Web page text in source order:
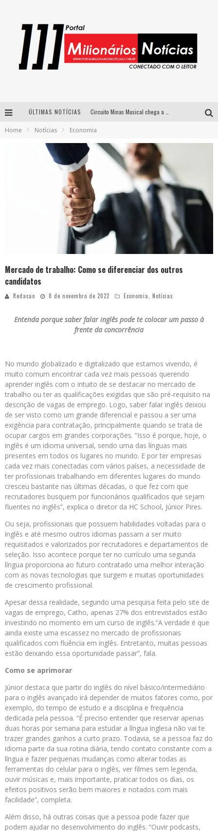
ÚLTIMAS NOTÍCIAS
Yan traz a turnê nacional do PagodYANdo para Belo Horizonte
Home Notícias Economia
Mercado de trabalho: Como se diferenciar dos outros
candidatos
Redacao 8 de novembro de 2022 Economia, Notícias
Entenda porque saber falar inglês pode te colocar um passo à
frente da concorrência
No mundo globalizado e digitalizado que estamos vivendo, é
muito comum encontrar cada vez mais pessoas querendo
aprender inglês com o intuito de se destacar no mercado de
trabalho ou ter as qualificações exigidas que são pré-requisito na
descrição de vagas de emprego. Logo, saber falar inglês deixou
de ser visto como um grande diferencial e passou a ser uma
exigência para contratação, principalmente quando se trata de
ocupar cargos em grandes corporações. “Isso é porque, hoje, o
inglês é um idioma universal, sendo uma das línguas mais
presentes em todos os lugares no mundo. E por ter empresas
cada vez mais conectadas com vários países, a necessidade de
ter profissionais trabalhando em diferentes lugares do mundo
cresceu bastante nas últimas décadas, o que fez com que
recrutadores busquem por funcionários qualificados que sejam
fluentes no inglês”, explica o diretor da HC School, Júnior Pires.
Ou seja, profissionais que possuem habilidades voltadas para o
inglês e até mesmo outros idiomas passam a ser muito
requisitados e valorizados por recrutadores e departamentos de
seleção. Isso acontece porque ter no currículo uma segunda
língua proporciona ao futuro contratado uma melhor interação
com as novas tecnologias que surgem e muitas oportunidades
de crescimento profissional.
Apesar dessa realidade, segundo uma pesquisa feita pelo site de
vagas de emprego, Catho, apenas 27% dos entrevistados estão
investindo no momento em um curso de inglês.“A verdade é que
ainda existe uma escassez no mercado de profissionais
qualificados com fluência em inglês. Entretanto, muitas pessoas
estão deixando essa oportunidade passar”, fala.
Como se aprimorar
Júnior destaca que partir do inglês do nível básico/intermediário
para o inglês avançado irá depender de muitos fatores como, por
exemplo, do tempo de estudo e a disciplina e frequência
dedicada pela pessoa. “É preciso entender que reservar apenas
duas horas por semana para estudar a língua inglesa não vai te
trazer grandes ganhos a curto prazo. Todavia, se a pessoa faz do
idioma parte da sua rotina diária, tendo contato constante com a
língua e fazer pequenas mudanças como alterar todas as
ferramentas do celular para o inglês, ver filmes sem legenda,
ouvir músicas e, mais importante, praticar todos os dias, os
efeitos positivos serão bem maiores e notados com mais
facilidade”, completa.
Além disso, há outras coisas que a pessoa pode fazer que
podem ajudar no desenvolvimento do inglês. “Ouvir podcasts,